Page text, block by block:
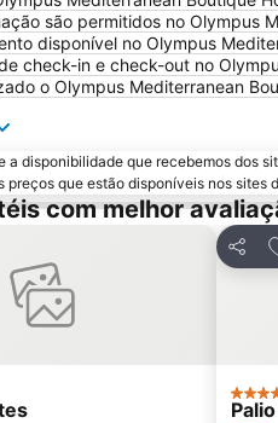
são permitidos no Olympus
disponível no Olympus
check-in e check-out no
o Olympus Mediterranean
a disponibilidade que recebemos dos
preços que estão disponíveis nos sites
com melhor
aos favoritos
4